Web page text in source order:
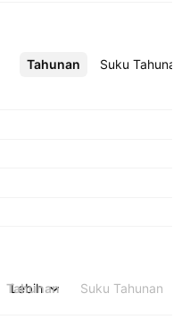
Tahunan Suku Tahunan
Lebih
Tahunan Suku Tahunan
Lebih